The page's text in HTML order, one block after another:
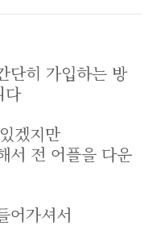
단히 가입하는 방
다
겠지만
서 전 어플을 다운
어가셔서